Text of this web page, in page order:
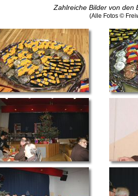
Zahlreiche Bilder von den
(Alle Fotos ©